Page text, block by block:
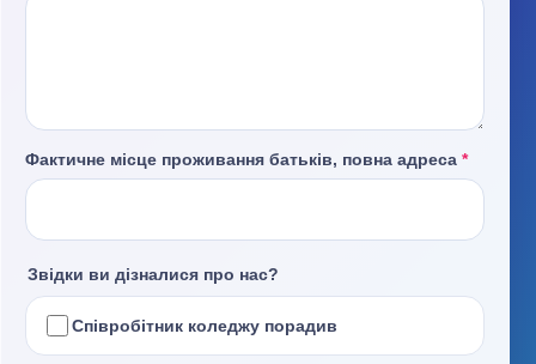
Фактичне місце проживання батьків, повна адреса *
Звідки ви дізналися про нас?
Співробітник коледжу порадив